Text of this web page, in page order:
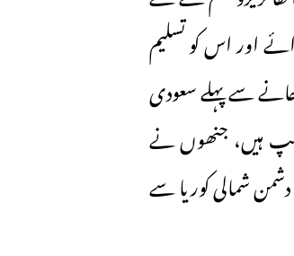
اور اس کو تسلیم
جانے سے پہلے سعودی
ہیں، جنھوں نے
شمالی کوریا سے